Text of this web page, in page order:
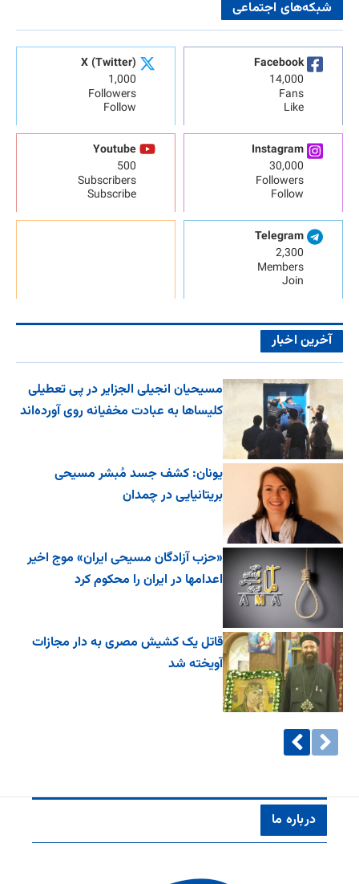
شبکه‌های اجتماعی
Facebook
14,000
Fans
Like
X (Twitter)
1,000
Followers
Follow
Instagram
30,000
Followers
Follow
Youtube
500
Subscribers
Subscribe
Telegram
2,300
Members
Join
آخرین اخبار
مسیحیان انجیلی الجزایر در پی تعطیلی
کلیساها به عبادت مخفیانه روی آورده‌اند
یونان: کشف جسد مُبشر مسیحی
بریتانیایی در چمدان
«حزب آزادگان مسیحی ایران» موج اخیر
اعدامها در ایران را محکوم کرد
قاتل یک کشیش مصری به دار مجازات
آویخته شد
درباره ما